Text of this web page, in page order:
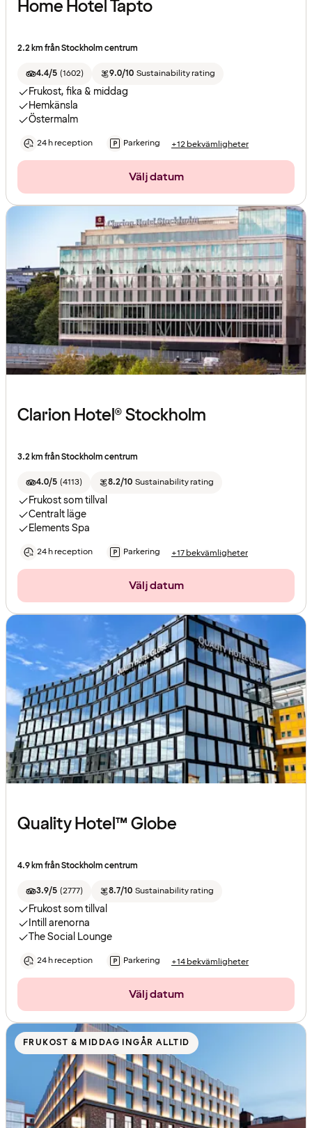
Home Hotel Tapto
2.2 km från Stockholm centrum
4.4/5 (1602) 9.0/10 Sustainability rating
Frukost, fika & middag
Hemkänsla
Östermalm
24 h reception Parkering +12 bekvämligheter
Välj datum
Clarion Hotel® Stockholm
3.2 km från Stockholm centrum
4.0/5 (4113) 8.2/10 Sustainability rating
Frukost som tillval
Centralt läge
Elements Spa
24 h reception Parkering +17 bekvämligheter
Välj datum
Quality Hotel™ Globe
4.9 km från Stockholm centrum
3.9/5 (2777) 8.7/10 Sustainability rating
Frukost som tillval
Intill arenorna
The Social Lounge
24 h reception Parkering +14 bekvämligheter
Välj datum
FRUKOST & MIDDAG INGÅR ALLTID